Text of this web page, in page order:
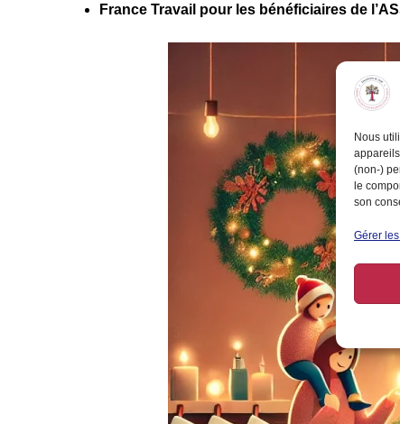
Nous
(non-)
le
son
Gérer
France Travail pour les bénéficiaires de